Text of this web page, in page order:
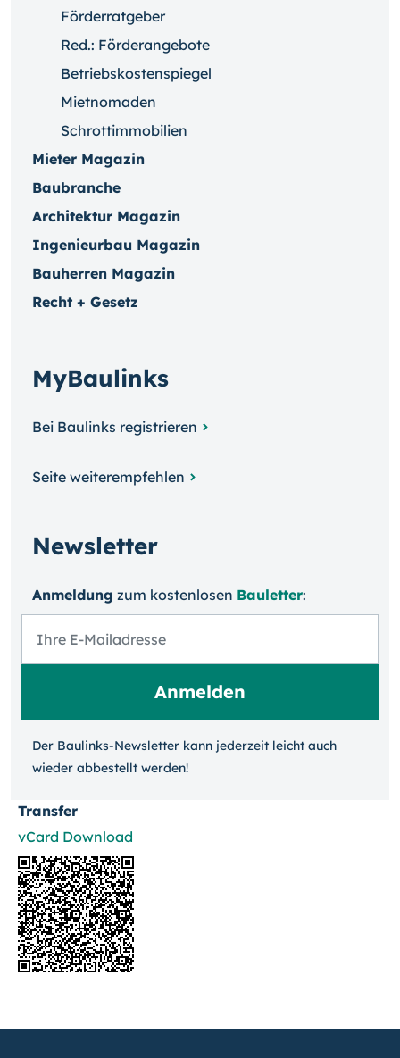
Förderratgeber
Red.: Förderangebote
Betriebskostenspiegel
Mietnomaden
Schrottimmobilien
Mieter Magazin
Baubranche
Architektur Magazin
Ingenieurbau Magazin
Bauherren Magazin
Recht + Gesetz
MyBaulinks
Bei Baulinks registrieren
Seite weiterempfehlen
Newsletter
Anmeldung zum kosten­losen Bauletter:
Der Baulinks-Newsletter kann jeder­zeit leicht auch
wieder ab­bestellt werden!
Transfer
vCard Download